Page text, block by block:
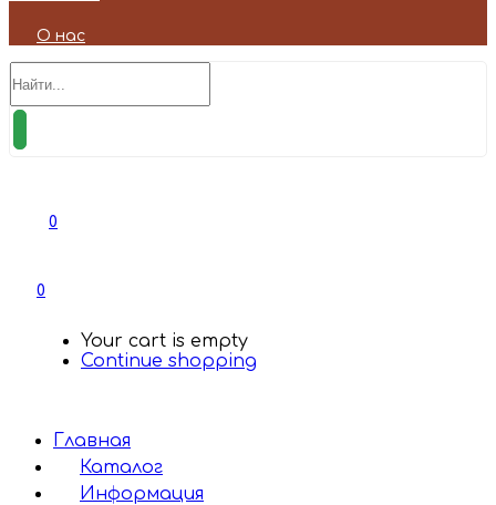
О нас
0
0
Your cart is empty
Continue shopping
Главная
Каталог
Информация